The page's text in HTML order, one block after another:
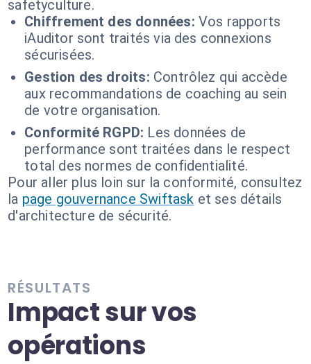
safetyculture.
Chiffrement des données: Vos rapports
iAuditor sont traités via des connexions
sécurisées.
Gestion des droits: Contrôlez qui accède
aux recommandations de coaching au sein
de votre organisation.
Conformité RGPD: Les données de
performance sont traitées dans le respect
total des normes de confidentialité.
Pour aller plus loin sur la conformité, consultez
la page gouvernance Swiftask et ses détails
d'architecture de sécurité.
RÉSULTATS
Impact sur vos
opérations